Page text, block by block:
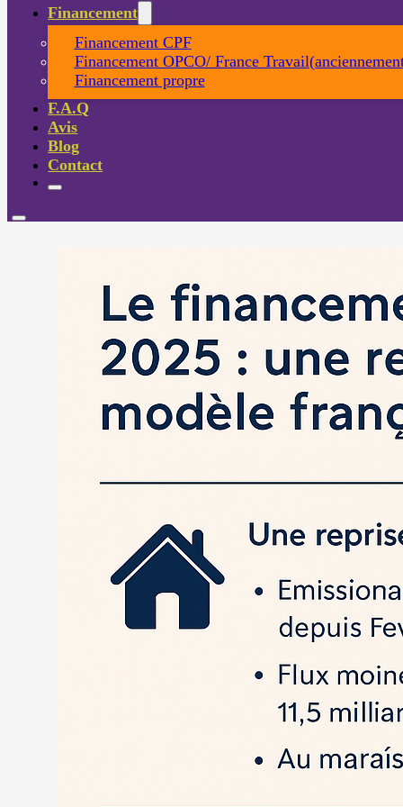
Financement
Financement CPF
Financement OPCO/ France
Financement propre
F.A.Q
Avis
Blog
Contact